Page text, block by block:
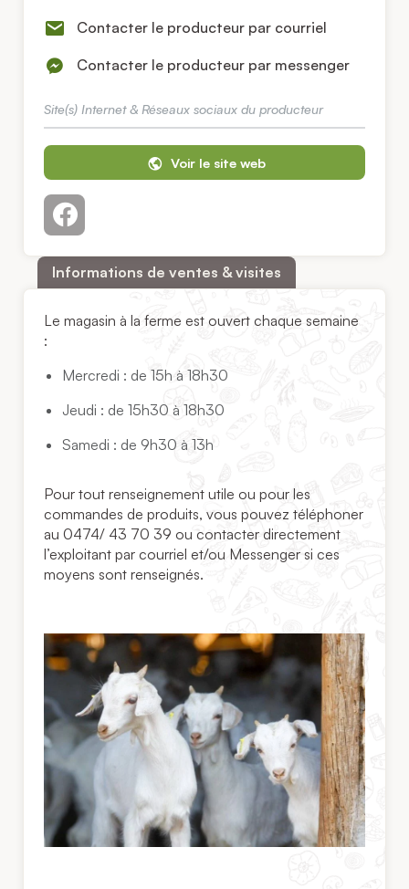
Contacter le producteur par courriel
Contacter le producteur par messenger
Site(s) Internet & Réseaux sociaux du producteur
Voir le site web
Informations de ventes & visites
Le magasin à la ferme est ouvert chaque semaine
:
Mercredi : de 15h à 18h30
Jeudi : de 15h30 à 18h30
Samedi : de 9h30 à 13h
Pour tout renseignement utile ou pour les
commandes de produits, vous pouvez téléphoner
au 0474/ 43 70 39 ou contacter directement
l’exploitant par courriel et/ou Messenger si ces
moyens sont renseignés.